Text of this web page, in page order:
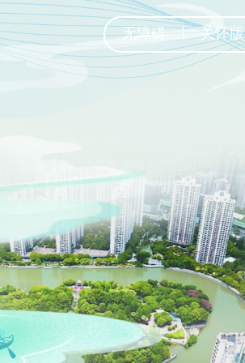
无障碍 关怀版